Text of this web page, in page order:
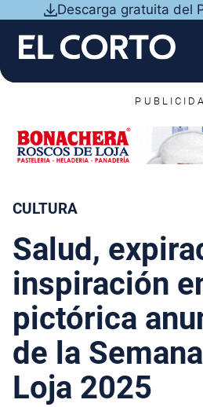
contenido
Descarga gratuita del
CULTURA
Salud,
inspiración
pictórica
de la
Loja 2025